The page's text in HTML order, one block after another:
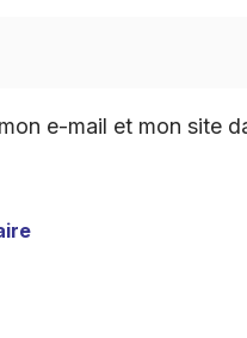
e-mail et mon site